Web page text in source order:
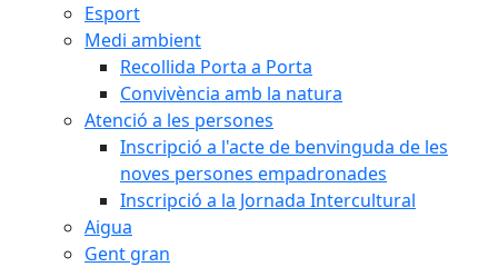
Esport
Medi ambient
Recollida Porta a Porta
Convivència amb la natura
Atenció a les persones
Inscripció a l'acte de benvinguda de les
noves persones empadronades
Inscripció a la Jornada Intercultural
Aigua
Gent gran